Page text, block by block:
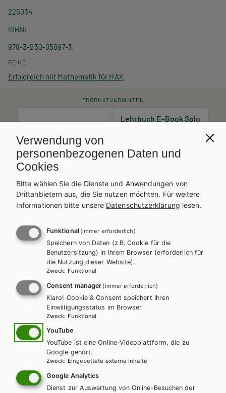
225034
ISBN
978-3-230-05897-3
REIHE
Erfolgreich mit Mathematik für HAK
PRODUKTVARIANTEN
Lehrbuch + E-Book
21,95 €
Lehrbuch E-Book Solo
Lehrbuch mit E-BOOK+
Schulbuchaktion* Schulbuchaktion*
Preise inkl. MwSt., zzgl. Versandkosten | E-Book-Codes sind nur bei Bestellung
AUTOR/INNEN
Mag. Peter Hofbauer, MEd Nadine Pleyer, MEd Georg Windhaber
BESCHREIBUNG
Dieses Werk ist über die Schulbuchaktion inklusive E-BOOK+
erhältlich. Bei Bestellung unter der entsprechenden
Schulbuchnummer erhalten Sie das Schulbuch, das E-Book
sowie interaktives Zusatzmaterial direkt im E-Book. So kommen
Sie zu Ihrem E-BOOK+: Mit Ihrem gedruckten Schulbuch
erhalten Sie einen individuellen Zugangscode. Dieser kann auf
digi4school.at eingelöst werden. Das E-BOOK+ wird dort Ihrem
digitalen Bücherregal zugeordnet.
WEITERLESEN
Exklusiv über die Schulbuchaktion
erhältlich.
Verwendung von
personenbezogenen Daten und
Cookies
Bitte wählen Sie die Dienste und Anwendungen von
Drittanbietern aus, die Sie nutzen möchten. Für weitere
Informationen bitte unsere Datenschutzerklärung lesen.
Funktional (immer erforderlich)
Speichern von Daten (z.B. Cookie für die
Benutzersitzung) in Ihrem Browser (erforderlich für
die Nutzung dieser Website).
Zweck: Funktional
Consent manager (immer erforderlich)
Klaro! Cookie & Consent speichert Ihren
Einwilligungsstatus im Browser.
Zweck: Funktional
YouTube
YouTube ist eine Online-Videoplattform, die zu
Google gehört.
Zweck: Eingebettete externe Inhalte
Google Analytics
Dienst zur Auswertung von Online-Besuchen der